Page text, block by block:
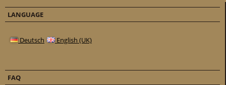
LANGUAGE
Deutsch English (UK)
FAQ